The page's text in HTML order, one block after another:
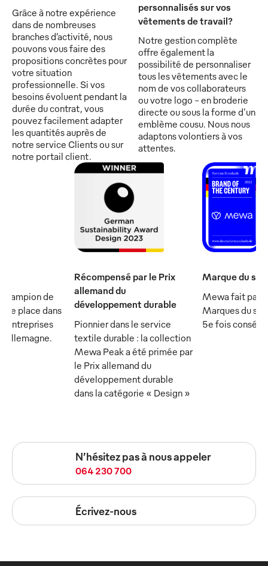
Grâce à notre expérience
dans de nombreuses
branches d’activité, nous
pouvons vous faire des
propositions concrètes pour
votre situation
professionnelle. Si vos
besoins évoluent pendant la
durée du contrat, vous
pouvez facilement adapter
les quantités auprès de
notre service Clients ou sur
notre portail client.
personnalisés sur vos
vêtements de travail?
Notre gestion complète
offre également la
possibilité de personnaliser
tous les vêtements avec le
nom de vos collaborateurs
ou votre logo - en broderie
directe ou sous la forme d'un
emblème cousu. Nous nous
adaptons volontiers à vos
attentes.
de
se place dans
entreprises
Allemagne.
Récompensé par le Prix
allemand du
développement durable
Pionnier dans le service
textile durable : la collection
Mewa Peak a été primée par
le Prix allemand du
développement durable
dans la catégorie « Design »
Marque du
Mewa fait
Marques du
5e fois
N’hésitez pas à nous appeler
064 230 700
Écrivez-nous